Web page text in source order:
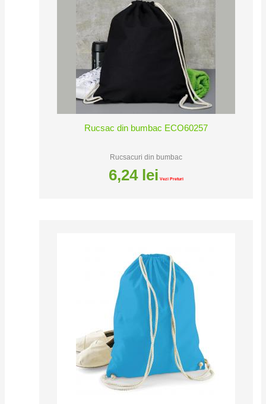
Rucsac din bumbac ECO60257
Rucsacuri din bumbac
6,24 lei Vezi Preturi